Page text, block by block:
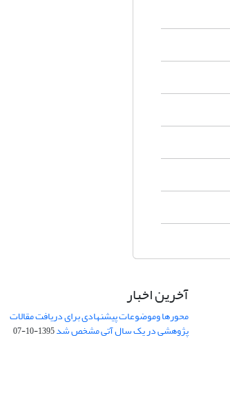
آخرین اخبار
محورها وموضوعات پیشنهادی برای دریافت مقالات
پژوهشی در یک سال آتی مشخص شد1395-10-07